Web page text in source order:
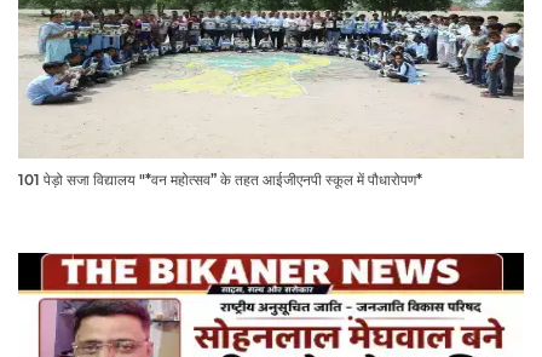
101 पेड़ो सजा विद्यालय "*वन महोत्सव” के तहत आईजीएनपी स्कूल में पौधारोपण*